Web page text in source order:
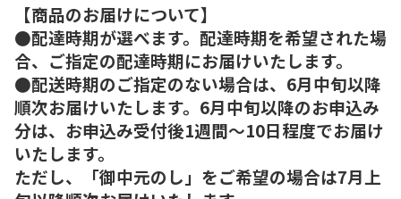
【商品のお届けについて】
●配達時期が選べます。配達時期を希望された場
合、ご指定の配達時期にお届けいたします。
●配送時期のご指定のない場合は、6月中旬以降
順次お届けいたします。6月中旬以降のお申込み
分は、お申込み受付後1週間～10日程度でお届け
いたします。
ただし、「御中元のし」をご希望の場合は7月上